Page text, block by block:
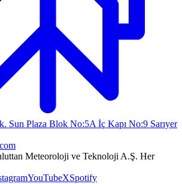
Sun Plaza Blok No:5A İç Kapı No:9 Sarıyer
Meteoroloji ve Teknoloji A.Ş. Her
YouTubeXSpotify